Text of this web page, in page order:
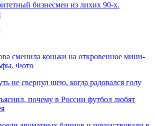
бизнесмен из лихих 90-х.
сменила коньки на откровенное мини-
Фото
не свернул шею, когда радовался голу
почему в России футбол любят